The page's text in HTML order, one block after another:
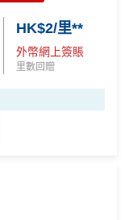
HK$2/里**
外幣網上簽賬
里數回贈